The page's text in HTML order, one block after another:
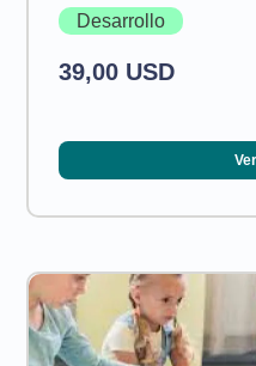
Desarrollo
39,00 USD